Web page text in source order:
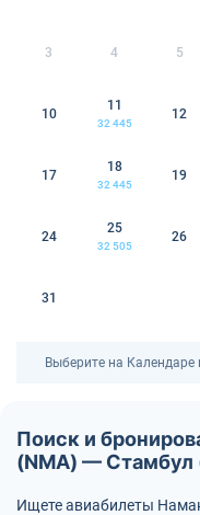
3 4 5
10
11
32 445
12
17
18
32 445
19
24
25
32 505
26
31
Выберите на Календаре
Поиск и
(NMA) — Стамбул
Ищете авиабилеты